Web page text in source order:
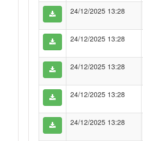
24/12/2025 13:28
24/12/2025 13:28
24/12/2025 13:28
24/12/2025 13:28
24/12/2025 13:28